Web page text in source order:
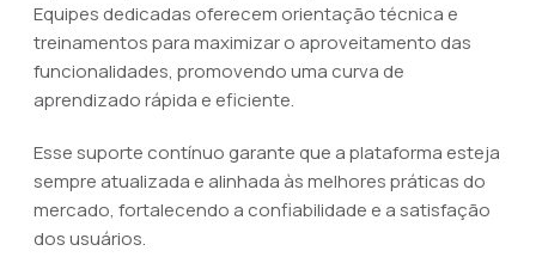
Equipes dedicadas oferecem orientação técnica e
treinamentos para maximizar o aproveitamento das
funcionalidades, promovendo uma curva de
aprendizado rápida e eficiente.
Esse suporte contínuo garante que a plataforma esteja
sempre atualizada e alinhada às melhores práticas do
mercado, fortalecendo a confiabilidade e a satisfação
dos usuários.